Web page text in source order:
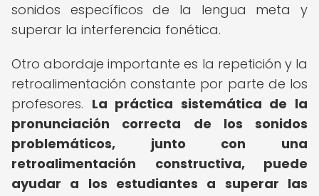
sonidos específicos de la lengua meta y
superar la interferencia fonética.
Otro abordaje importante es la repetición y la
retroalimentación constante por parte de los
profesores. La práctica sistemática de la
pronunciación correcta de los sonidos
problemáticos, junto con una
retroalimentación constructiva, puede
ayudar a los estudiantes a superar las